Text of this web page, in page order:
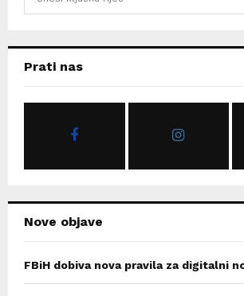
hPrati nas
Nove objave
FBiH dobiva nova pravila za digitalni